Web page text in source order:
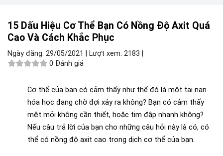
15 Dấu Hiệu Cơ Thể Bạn Có Nồng Độ Axit Quá
Cao Và Cách Khắc Phục
Ngày đăng: 29/05/2021 | Lượt xem: 2183 |
0 Đánh giá
Cơ thể của bạn có cảm thấy như thể đó là một tai nạn
hóa học đang chờ đợi xảy ra không? Bạn có cảm thấy
mệt mỏi không cần thiết, hoặc tim đập nhanh không?
Nếu câu trả lời của bạn cho những câu hỏi này là có, có
thể có nồng độ axit cao trong dịch cơ thể của bạn.